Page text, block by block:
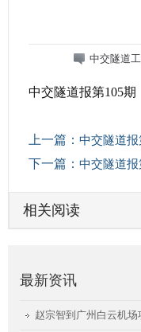
中交隧道
中交隧道报第105期
上一篇： 中交隧道报
下一篇： 中交隧道报
相关阅读
最新资讯
赵宗智到广州白云机